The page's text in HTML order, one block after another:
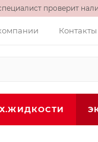
проверит
Контакты